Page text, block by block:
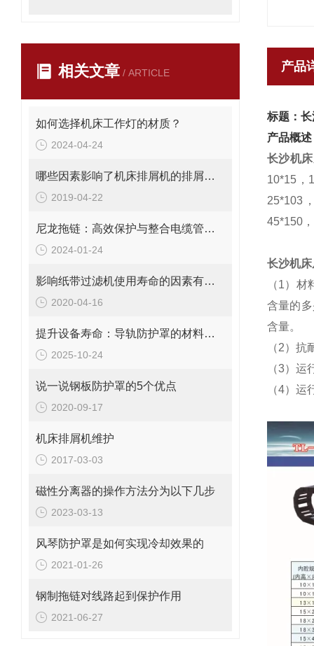
相关文章 / ARTICLE
如何选择机床工作灯的材质？
2024-04-24
哪些因素影响了机床排屑机的排屑量？
2019-04-22
尼龙拖链：高效保护与整合电缆管理解决方案
2024-01-24
影响纸带过滤机使用寿命的因素有哪些？
2020-04-16
提升设备寿命：导轨防护罩的材料选择与优化
2025-10-24
说一说钢板防护罩的5个优点
2020-09-17
机床排屑机维护
2017-03-03
磁性分离器的操作方法分为以下几步
2023-03-13
风琴防护罩是如何实现冷却效果的
2021-01-26
钢制拖链对线路起到保护作用
2021-06-27
产品
标题：
产品概述
长沙机
10*15，
25*103
45*150
长沙机
（1）
含量的
含量。
（2）
（3）
（4）